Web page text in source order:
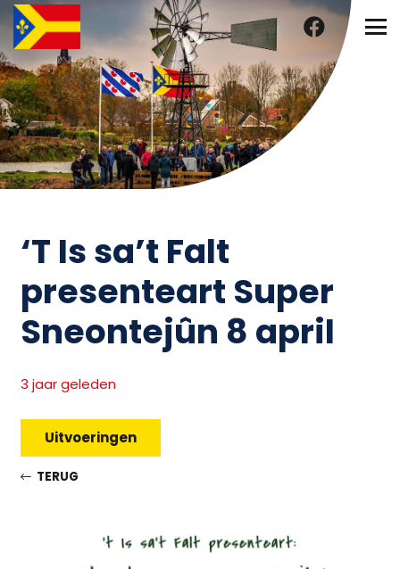
‘T Is sa’t Falt
presenteart Super
Sneontejûn 8 april
3 jaar geleden
Uitvoeringen
TERUG